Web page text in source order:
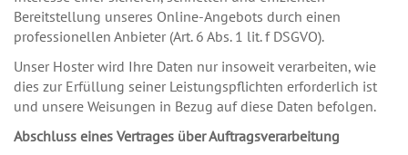
Bereitstellung unseres Online-Angebots durch einen
professionellen Anbieter (Art. 6 Abs. 1 lit. f DSGVO).
Unser Hoster wird Ihre Daten nur insoweit verarbeiten, wie
dies zur Erfüllung seiner Leistungspflichten erforderlich ist
und unsere Weisungen in Bezug auf diese Daten befolgen.
Abschluss eines Vertrages über Auftragsverarbeitung